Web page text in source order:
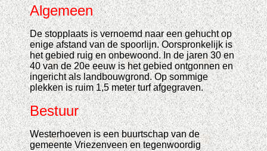
Algemeen
De stopplaats is vernoemd naar een gehucht op
enige afstand van de spoorlijn. Oorspronkelijk is
het gebied ruig en onbewoond. In de jaren 30 en
40 van de 20e eeuw is het gebied ontgonnen en
ingericht als landbouwgrond. Op sommige
plekken is ruim 1,5 meter turf afgegraven.
Bestuur
Westerhoeven is een buurtschap van de
gemeente Vriezenveen en tegenwoordig